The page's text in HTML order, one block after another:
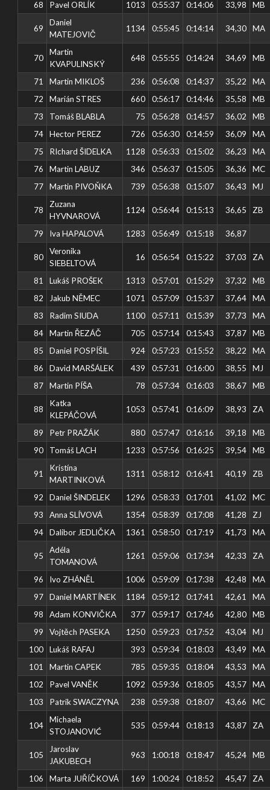
68 Pavel ORLÍK 1013 0:55:37 0:14:06 33,98 MB
69
Daniel
MATEJOVIČ
1134 0:55:45 0:14:14 34,30 MA
70
Martin
KVAPULINSKÝ
648 0:55:55 0:14:24 34,69 MB
71 Martin MIKLOŠ 236 0:56:08 0:14:37 35,22
MA
72
Marián STRES 660 0:56:17 0:14:46 35,58
MB
73
Tomáš BLABLA 75 0:56:28 0:14:57 36,02
MB
74
Hector PEREZ 726 0:56:30 0:14:59 36,09
MA
75
RIchard ŠIDELKA 1128 0:56:33 0:15:02 36,23
MA
76
Martin LABUZ 346 0:56:37 0:15:05 36,36
MC
77
Martin PIVOŇKA 739 0:56:38 0:15:07 36,43 MJ
78
Zuzana
HYVNAROVÁ
1124 0:56:44 0:15:13 36,65 ZB
79 Iva HAPALOVÁ 1283 0:56:49 0:15:18 36,87
80
Veronika
SIEBELTOVÁ
16 0:56:54 0:15:22 37,03 ZA
81 Lukáš PROŠEK 1313 0:57:01 0:15:29 37,32
MB
82
Jakub NĚMEC 1071 0:57:09 0:15:37 37,64
MA
83
Radim SIUDA 1100 0:57:11 0:15:39 37,73
MA
84
Martin ŘEZÁČ 705 0:57:14 0:15:43 37,87
MB
85
Daniel POSPÍŠIL 924 0:57:23 0:15:52 38,22
MA
86
David MARŠÁLEK 439 0:57:31 0:16:00 38,55
MJ
87
Martin PÍŠA 78 0:57:34 0:16:03 38,67 MB
88
Katka
KLEPÁČOVÁ
1053 0:57:41 0:16:09 38,93 ZA
89 Petr PRAŽÁK 880 0:57:47 0:16:16 39,18
MB
90
Tomáš LACH 1233 0:57:56 0:16:25 39,54 MB
91
Kristína
MARTINKOVÁ
1311 0:58:12 0:16:41 40,19 ZB
92 Daniel ŠINDELEK 1296 0:58:33 0:17:01 41,02
MC
93
Anna SLÍVOVÁ 1354 0:58:39 0:17:08 41,28
ZJ
94
Dalibor JEDLIČKA 1361 0:58:50 0:17:19 41,73 MA
95
Adéla
TOMANOVÁ
1261 0:59:06 0:17:34 42,33 ZA
96 Ivo ZHÁNĚL 1006 0:59:09 0:17:38 42,48
MA
97
Daniel MARTÍNEK 1184 0:59:12 0:17:41 42,61
MA
98
Adam KONVIČKA 377 0:59:17 0:17:46 42,80
MB
99
Vojtěch PASEKA 1250 0:59:23 0:17:52 43,04
MJ
100
Lukáš RAFAJ 393 0:59:34 0:18:03 43,49
MA
101
Martin CAPEK 785 0:59:35 0:18:04 43,53
MA
102
Pavel VANĚK 1092 0:59:36 0:18:05 43,57
MA
103
Patrik SWACZYNA 238 0:59:38 0:18:07 43,66 MC
104
Michaela
STOJANOVIĆ
535 0:59:44 0:18:13 43,87 ZA
105
Jaroslav
JAKUBECH
963 1:00:18 0:18:47 45,24 MB
106 Marta JUŘÍČKOVÁ 169 1:00:24 0:18:52 45,47
ZA